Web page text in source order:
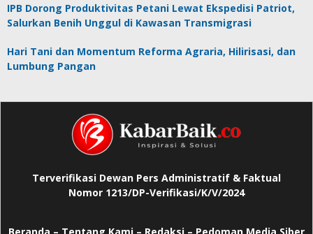
IPB Dorong Produktivitas Petani Lewat Ekspedisi Patriot,
Salurkan Benih Unggul di Kawasan Transmigrasi
Hari Tani dan Momentum Reforma Agraria, Hilirisasi, dan
Lumbung Pangan
Terverifikasi Dewan Pers Administratif & Faktual
Nomor 1213/DP-Verifikasi/K/V/2024